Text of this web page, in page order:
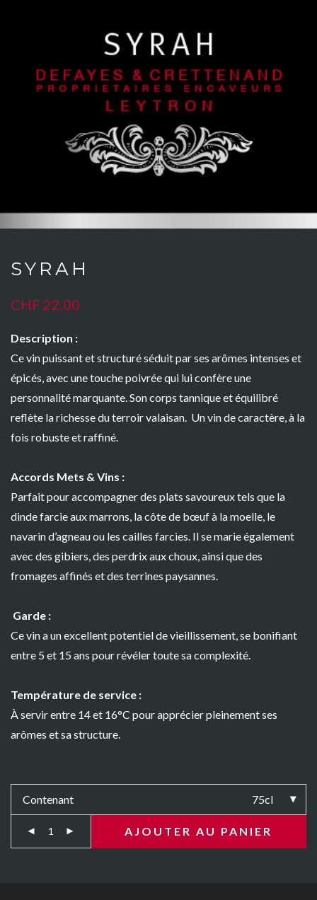
SYRAH
CHF 22.00
Description :
Ce vin puissant et structuré séduit par ses arômes intenses et
épicés, avec une touche poivrée qui lui confère une
personnalité marquante. Son corps tannique et équilibré
reflète la richesse du terroir valaisan. Un vin de caractère, à la
fois robuste et raffiné.
Accords Mets & Vins :
Parfait pour accompagner des plats savoureux tels que la
dinde farcie aux marrons, la côte de bœuf à la moelle, le
navarin d’agneau ou les cailles farcies. Il se marie également
avec des gibiers, des perdrix aux choux, ainsi que des
fromages affinés et des terrines paysannes.
Garde :
Ce vin a un excellent potentiel de vieillissement, se bonifiant
entre 5 et 15 ans pour révéler toute sa complexité.
Température de service :
À servir entre 14 et 16°C pour apprécier pleinement ses
arômes et sa structure.
Contenant 75cl
AJOUTER AU PANIER